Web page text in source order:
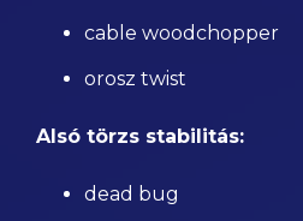
cable woodchopper
orosz twist
Alsó törzs stabilitás:
dead bug